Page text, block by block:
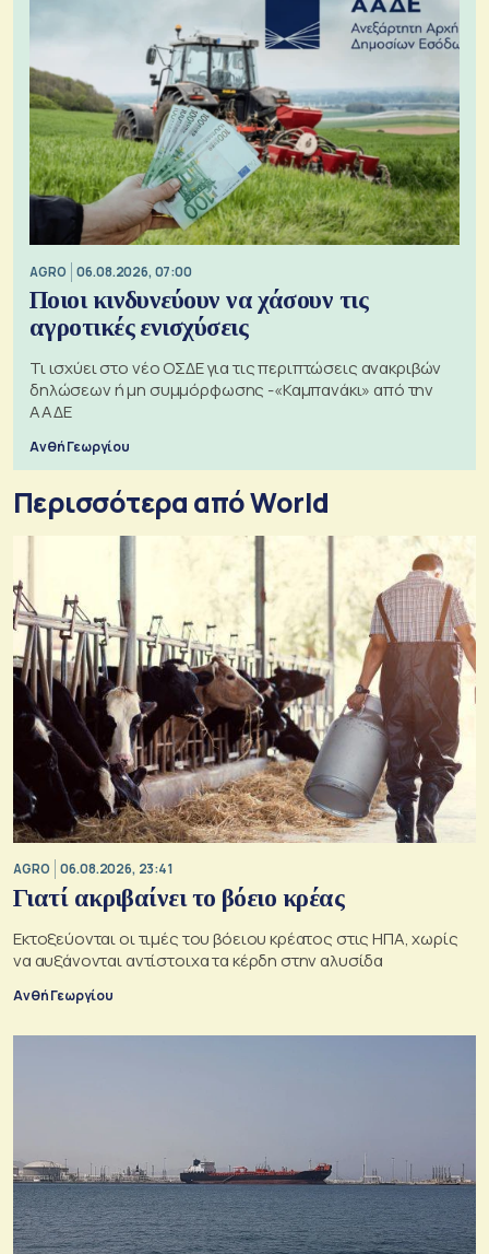
AGRO 06.08.2026, 07:00
Ποιοι κινδυνεύουν να χάσουν τις
αγροτικές ενισχύσεις
Τι ισχύει στο νέο ΟΣΔΕ για τις περιπτώσεις ανακριβών
δηλώσεων ή μη συμμόρφωσης -«Καμπανάκι» από την
ΑΑΔΕ
Ανθή Γεωργίου
Περισσότερα από World
AGRO 06.08.2026, 23:41
Γιατί ακριβαίνει το βόειο κρέας
Εκτοξεύονται οι τιμές του βόειου κρέατος στις ΗΠΑ, χωρίς
να αυξάνονται αντίστοιχα τα κέρδη στην αλυσίδα
Ανθή Γεωργίου